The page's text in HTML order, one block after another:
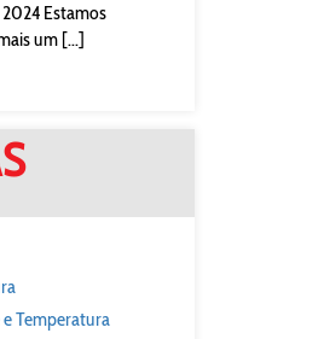
Estamos
um [...]
Temperatura